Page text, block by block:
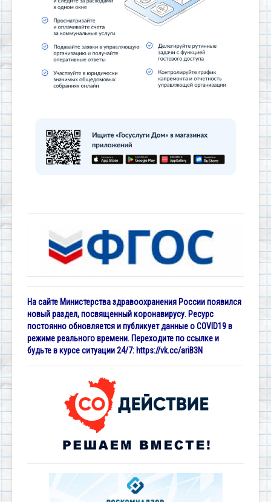
На сайте Министерства здравоохранения России появился
новый раздел, посвященный коронавирусу. Ресурс
постоянно обновляется и публикует данные о COVID19 в
режиме реального времени. Переходите по ссылке и
будьте в курсе ситуации 24/7: https://vk.cc/ariB3N